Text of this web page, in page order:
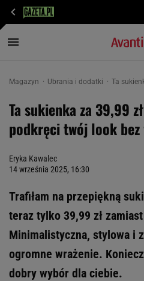
Magazyn Ubrania i dodatki Ta
Ta sukienka za 39,99
podkręci twój look bez
Eryka Kawalec
14 września 2025, 16:30
Trafiłam na przepiękną
teraz tylko 39,99 zł
Minimalistyczna, stylowa i
ogromne wrażenie.
dobry wybór dla ciebie.